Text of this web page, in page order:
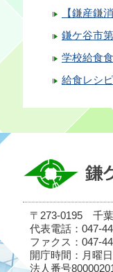
【鎌産鎌
鎌ケ谷市
学校給食
給食レシピ
〒273-0195 千
代表電話：047-
ファクス：047-
開庁時間：月曜
法人番号